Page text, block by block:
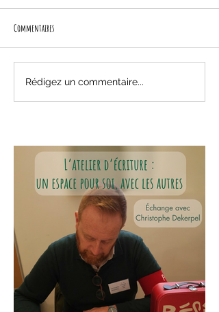
Commentaires
Rédigez un commentaire...